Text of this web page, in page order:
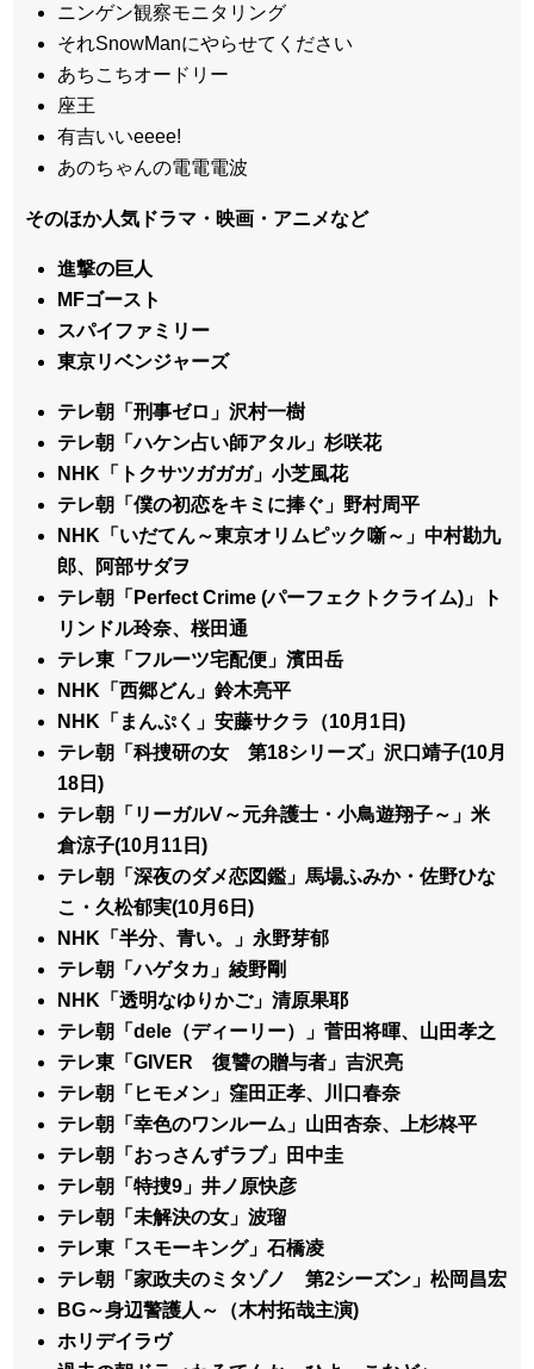
ニンゲン観察モニタリング
それSnowManにやらせてください
あちこちオードリー
座王
有吉いいeeee!
あのちゃんの電電電波
そのほか人気ドラマ・映画・アニメなど
進撃の巨人
MFゴースト
スパイファミリー
東京リベンジャーズ
テレ朝「刑事ゼロ」沢村一樹
テレ朝「ハケン占い師アタル」杉咲花
NHK「トクサツガガガ」小芝風花
テレ朝「僕の初恋をキミに捧ぐ」野村周平
NHK「いだてん～東京オリムピック噺～」中村勘九
郎、阿部サダヲ
テレ朝「Perfect Crime (パーフェクトクライム)」ト
リンドル玲奈、桜田通
テレ東「フルーツ宅配便」濱田岳
NHK「西郷どん」鈴木亮平
NHK「まんぷく」安藤サクラ（10月1日)
テレ朝「科捜研の女 第18シリーズ」沢口靖子(10月
18日)
テレ朝「リーガルV～元弁護士・小鳥遊翔子～」米
倉涼子(10月11日)
テレ朝「深夜のダメ恋図鑑」馬場ふみか・佐野ひな
こ・久松郁実(10月6日)
NHK「半分、青い。」永野芽郁
テレ朝「ハゲタカ」綾野剛
NHK「透明なゆりかご」清原果耶
テレ朝「dele（ディーリー）」菅田将暉、山田孝之
テレ東「GIVER 復讐の贈与者」吉沢亮
テレ朝「ヒモメン」窪田正孝、川口春奈
テレ朝「幸色のワンルーム」山田杏奈、上杉柊平
テレ朝「おっさんずラブ」田中圭
テレ朝「特捜9」井ノ原快彦
テレ朝「未解決の女」波瑠
テレ東「スモーキング」石橋凌
テレ朝「家政夫のミタゾノ 第2シーズン」松岡昌宏
BG～身辺警護人～（木村拓哉主演)
ホリデイラヴ